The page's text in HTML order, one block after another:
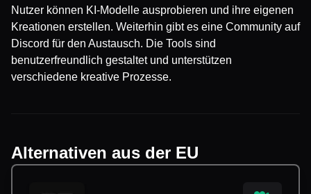
Nutzer können KI-Modelle ausprobieren und ihre eigenen
Kreationen erstellen. Weiterhin gibt es eine Community auf
Discord für den Austausch. Die Tools sind
benutzerfreundlich gestaltet und unterstützen
verschiedene kreative Prozesse.
Alternativen aus der EU